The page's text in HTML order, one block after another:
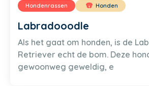
Hondenrassen Honden
Labradooodle
Als het gaat om honden, is de
Retriever echt de bom. Deze
gewoonweg geweldig, e